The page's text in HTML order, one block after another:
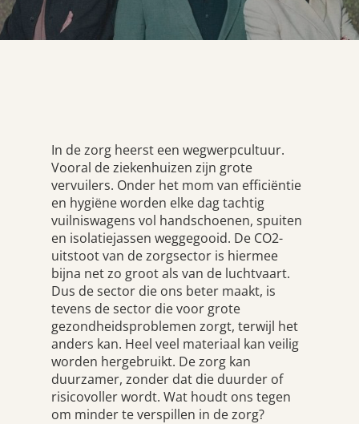
In de zorg heerst een wegwerpcultuur.
Vooral de ziekenhuizen zijn grote
vervuilers. Onder het mom van efficiëntie
en hygiëne worden elke dag tachtig
vuilniswagens vol handschoenen, spuiten
en isolatiejassen weggegooid. De CO2-
uitstoot van de zorgsector is hiermee
bijna net zo groot als van de luchtvaart.
Dus de sector die ons beter maakt, is
tevens de sector die voor grote
gezondheidsproblemen zorgt, terwijl het
anders kan. Heel veel materiaal kan veilig
worden hergebruikt. De zorg kan
duurzamer, zonder dat die duurder of
risicovoller wordt. Wat houdt ons tegen
om minder te verspillen in de zorg?